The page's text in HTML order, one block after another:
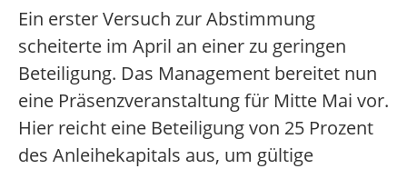
Ein erster Versuch zur Abstimmung
scheiterte im April an einer zu geringen
Beteiligung. Das Management bereitet nun
eine Präsenzveranstaltung für Mitte Mai vor.
Hier reicht eine Beteiligung von 25 Prozent
des Anleihekapitals aus, um gültige